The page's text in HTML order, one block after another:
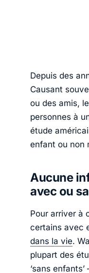
Depuis des
Causant
ou des amis, le
personnes à
étude
enfant ou non
Aucune
avec ou
Pour arriver à
certains avec
dans la vie.
plupart des
‘sans